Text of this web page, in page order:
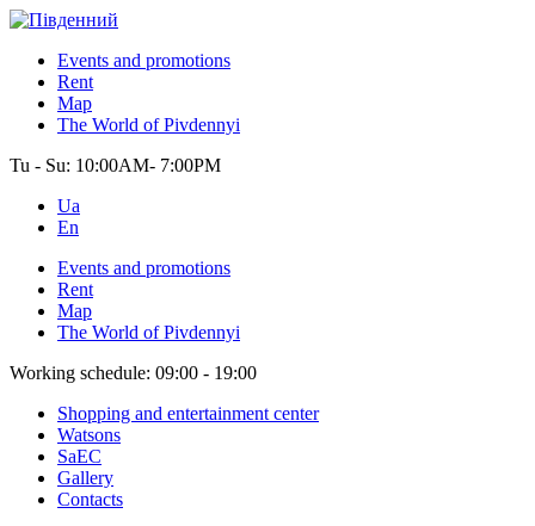
Events and promotions
Rent
Map
The World of Pivdennyi
Tu - Su: 10:00AM- 7:00PM
Ua
En
Events and promotions
Rent
Map
The World of Pivdennyi
Working schedule: 09:00 - 19:00
Shopping and entertainment center
Watsons
SaEC
Gallery
Contacts